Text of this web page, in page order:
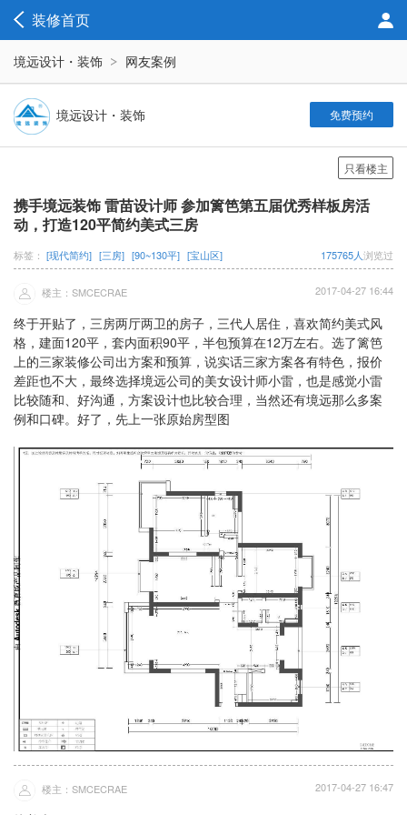
装修首页
境远设计・装饰 网友案例
境远设计・装饰 免费预约
只看楼主
携手境远装饰 雷苗设计师 参加篱笆第五届优秀样板房活
动，打造120平简约美式三房
标签： [现代简约] [三房] [90~130平] [宝山区] 175765人浏览过
楼主：SMCECRAE 2017-04-27 16:44
终于开贴了，三房两厅两卫的房子，三代人居住，喜欢简约美式风
格，建面120平，套内面积90平，半包预算在12万左右。选了篱笆
上的三家装修公司出方案和预算，说实话三家方案各有特色，报价
差距也不大，最终选择境远公司的美女设计师小雷，也是感觉小雷
比较随和、好沟通，方案设计也比较合理，当然还有境远那么多案
例和口碑。好了，先上一张原始房型图
楼主：SMCECRAE 2017-04-27 16:47